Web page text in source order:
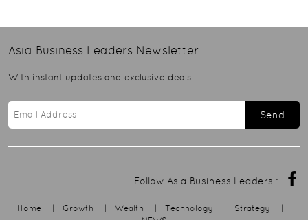
Asia Business Leaders Newsletter
With instant updates and exclusive deals
Send
Follow Asia Business Leaders :
Home | Growth | Wealth | Technology | Strategy
|